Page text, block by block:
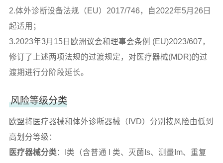
2.体外诊断设备法规（EU）2017/746，自2022年5月26日
起适用；
3.2023年3月15日欧洲议会和理事会条例 (EU)2023/607，
修订了上述两项法规的过渡规定，对医疗器械(MDR)的过
渡期进行分阶段延长。
风险等级分类
欧盟将医疗器械和体外诊断器械（IVD）分别按风险由低到
高划分等级：
医疗器械分类：I类（含普通 I 类、灭菌Is、测量Im、重复